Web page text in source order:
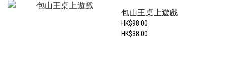
包山王桌上遊戲
HK$98.00
HK$38.00